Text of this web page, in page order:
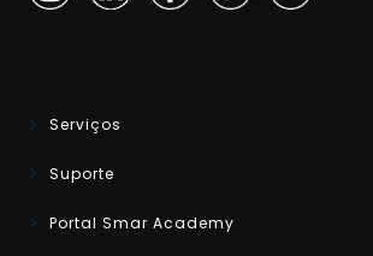
Serviços
Suporte
Portal Smar Academy